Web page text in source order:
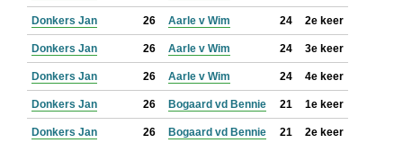
Donkers Jan 26 Aarle v Wim 24 2e keer
Donkers Jan 26 Aarle v Wim 24 3e keer
Donkers Jan 26 Aarle v Wim 24 4e keer
Donkers Jan 26 Bogaard vd Bennie 21 1e keer
Donkers Jan 26 Bogaard vd Bennie 21 2e keer